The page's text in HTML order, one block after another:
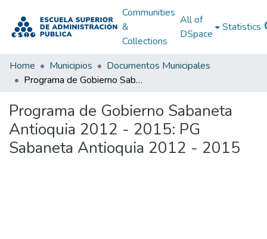
Communities
&
Collections
All of
DSpace
Statistics
Home Municipios
Documentos Municipales
Programa de Gobierno Sabaneta Antioquia 2012 - 2015: PG Sabaneta Antioquia 2012 - 2015
Programa de Gobierno Sabaneta
Antioquia 2012 - 2015: PG
Sabaneta Antioquia 2012 - 2015